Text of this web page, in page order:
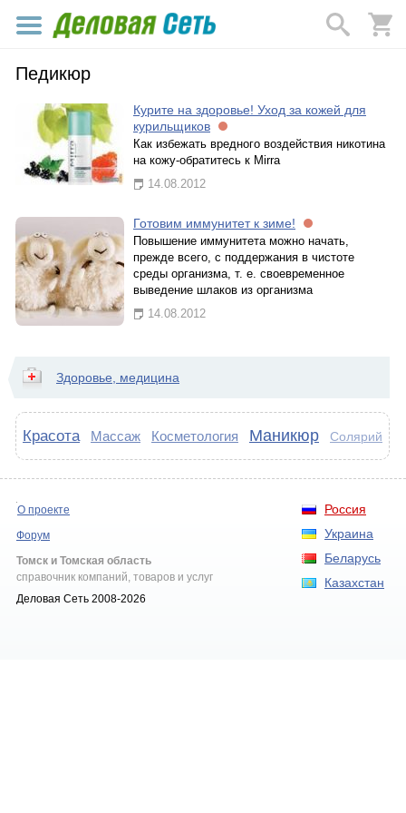
Педикюр
Курите на здоровье! Уход за кожей для
курильщиков
Как избежать вредного воздействия никотина
на кожу-обратитесь к Mirra
14.08.2012
Готовим иммунитет к зиме!
Повышение иммунитета можно начать,
прежде всего, с поддержания в чистоте
среды организма, т. е. своевременное
выведение шлаков из организма
14.08.2012
Здоровье, медицина
Красота Массаж Косметология Маникюр Солярий
Россия
Украина
Беларусь
Казахстан
О проекте
Форум
Томск и Томская область
справочник компаний, товаров и услуг
Деловая Сеть 2008-2026